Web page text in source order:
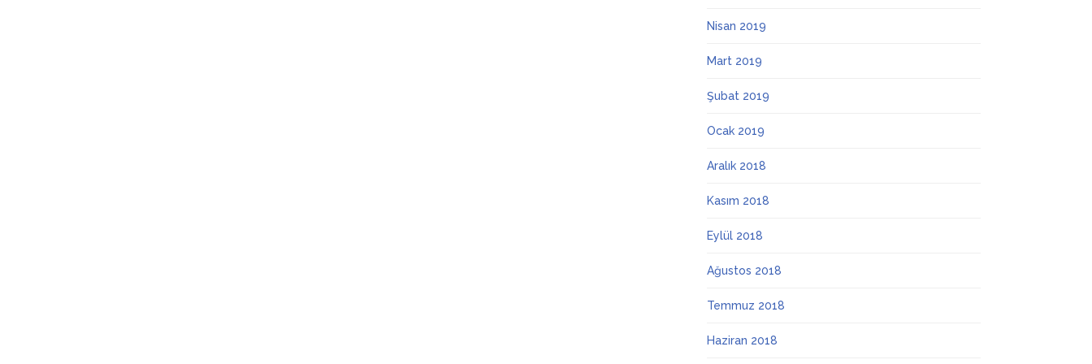
Nisan 2019
Mart 2019
Şubat 2019
Ocak 2019
Aralık 2018
Kasım 2018
Eylül 2018
Ağustos 2018
Temmuz 2018
Haziran 2018